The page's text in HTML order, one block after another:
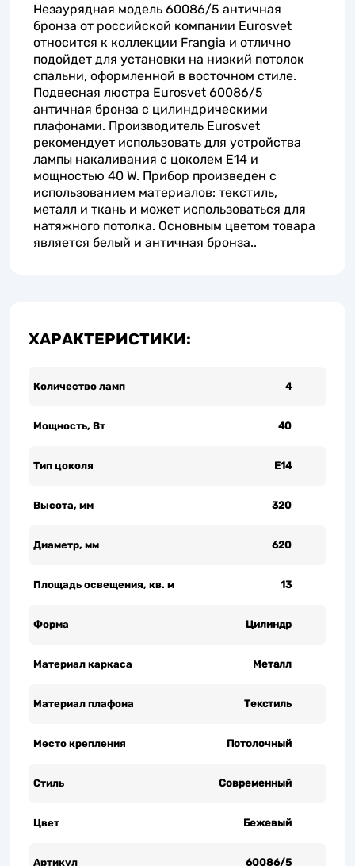
Незаурядная модель 60086/5 античная
бронза от российской компании Eurosvet
относится к коллекции Frangia и отлично
подойдет для установки на низкий потолок
спальни, оформленной в восточном стиле.
Подвесная люстра Eurosvet 60086/5
античная бронза с цилиндрическими
плафонами. Производитель Eurosvet
рекомендует использовать для устройства
лампы накаливания с цоколем E14 и
мощностью 40 W. Прибор произведен с
использованием материалов: текстиль,
металл и ткань и может использоваться для
натяжного потолка. Основным цветом товара
является белый и античная бронза..
ХАРАКТЕРИСТИКИ:
Количество ламп 4
Мощность, Вт 40
Тип цоколя Е14
Высота, мм 320
Диаметр, мм 620
Площадь освещения, кв. м 13
Форма Цилиндр
Материал каркаса Металл
Материал плафона Текстиль
Место крепления Потолочный
Стиль Современный
Цвет Бежевый
Артикул 60086/5